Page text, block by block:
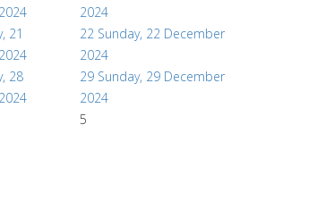
2024
21
22 Sunday, 22 December
2024
28
29 Sunday, 29 December
2024
5